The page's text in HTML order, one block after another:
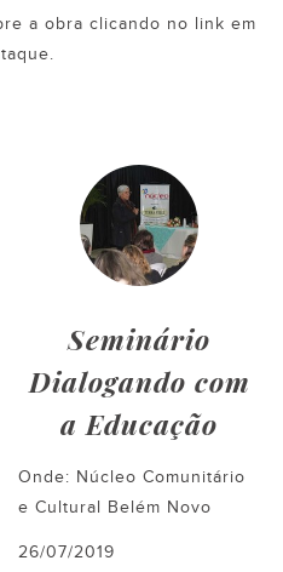
a obra clicando no link em
Seminário
Dialogando com
a Educação
Onde: Núcleo Comunitário
e Cultural Belém Novo
26/07/2019